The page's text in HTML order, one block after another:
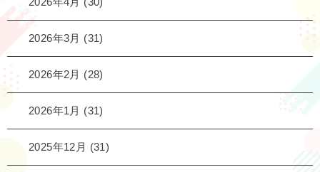
2026年3月 (31)
2026年2月 (28)
2026年1月 (31)
2025年12月 (31)